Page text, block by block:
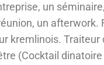
un
un afterwork.
kremlinois. Traiteur
(Cocktail dinatoire